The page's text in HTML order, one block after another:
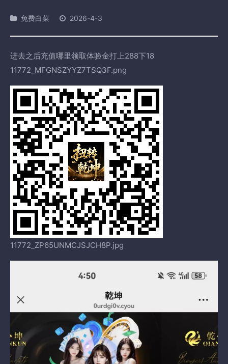
免费白菜 2026-4-3
进去之后充值哪里领取体验金打上288下18
11772_MFGNSZYYZ7TSQ3F.png
11772_ZP65UNMCJSJCH8P.jpg